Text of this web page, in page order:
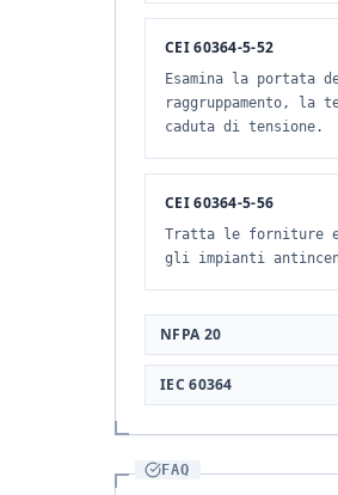
CEI 60364-5-52
Esamina la
raggruppamento, la
caduta di tensione.
CEI 60364-5-56
Tratta le forniture
gli impianti
NFPA 20
IEC 60364
FAQ